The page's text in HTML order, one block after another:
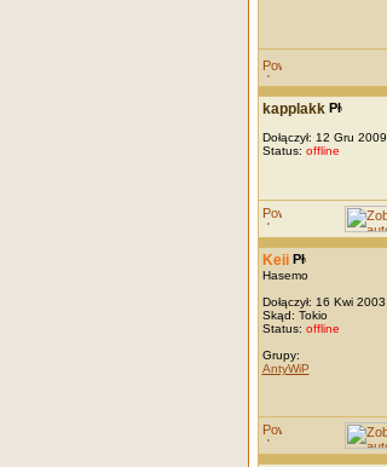
kapplakk
Dołączył: 12 Gru 2009
Status: offline
Keii
Hasemo
Dołączył: 16 Kwi 2003
Skąd: Tokio
Status: offline
Grupy:
AntyWiP